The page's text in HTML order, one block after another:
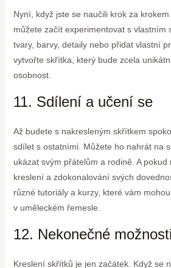
Nyní, když jste se naučili krok za krokem
můžete začít experimentovat s vlastním
tvary, barvy, detaily nebo přidat vlastní
vytvořte skřítka, který bude zcela
osobnost.
11. Sdílení a učení se
Až budete s nakresleným skřítkem
sdílet s ostatními. Můžete ho nahrát na
ukázat svým přátelům a rodině. A
kreslení a zdokonalování svých
různé tutoriály a kurzy, které vám
v uměleckém řemesle.
12. Nekonečné možnosti
Kreslení skřítků je jen začátek. Když se